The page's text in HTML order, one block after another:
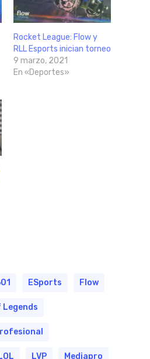
Rocket League: Flow y
RLL Esports inician torneo
9 marzo, 2021
En «Deportes»
ESports Flow
Legends
LVP Mediapro